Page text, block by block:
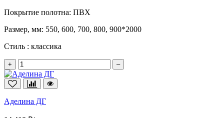
Покрытие полотна: ПВХ
Размер, мм: 550, 600, 700, 800, 900*2000
Стиль : классика
+ –
Аделина ДГ